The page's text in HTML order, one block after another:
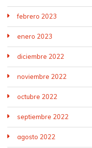
febrero 2023
enero 2023
diciembre 2022
noviembre 2022
octubre 2022
septiembre 2022
agosto 2022